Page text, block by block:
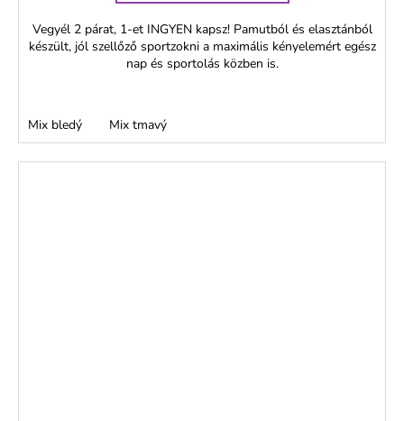
Vegyél 2 párat, 1-et INGYEN kapsz! Pamutból és elasztánból
készült, jól szellőző sportzokni a maximális kényelemért egész
nap és sportolás közben is.
Mix bledý Mix tmavý